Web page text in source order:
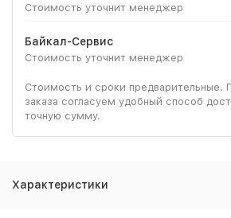
Стоимость уточнит менеджер
Байкал-Сервис
Стоимость уточнит менеджер
Стоимость и сроки предварительные.
заказа согласуем удобный способ
точную сумму.
Характеристики